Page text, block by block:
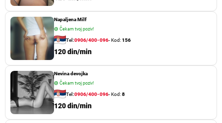
Napaljena Milf
🟢 Čekam tvoj poziv!
Tel:0906/400-096- Kod:156
120 din/min
Nevina devojka
🟢 Čekam tvoj poziv!
Tel:0906/400-096- Kod:8
120 din/min